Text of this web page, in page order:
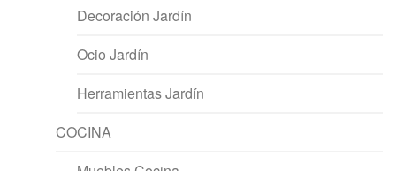
Decoración Jardín
Ocio Jardín
Herramientas Jardín
COCINA